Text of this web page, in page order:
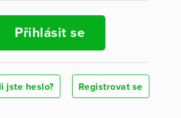
Přihlásit se
jste heslo? Registrovat se